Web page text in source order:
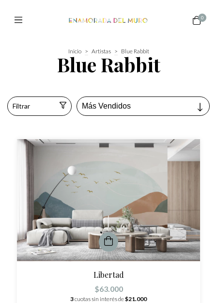
0
Inicio > Artistas > Blue Rabbit
Blue Rabbit
Filtrar
Libertad
$63.000
3cuotas sin interés de$21.000